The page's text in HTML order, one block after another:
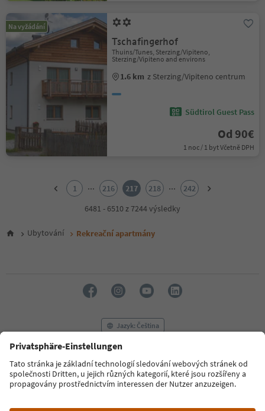
Na vyžádání
Tschafingerhof
Thuins/Tunes, Sterzing/Vipiteno,
Sterzing/Vipiteno and environs
1.6 km z Sterzing/Vipiteno centrum
Südtirol Guest Pass
Od 90€
1 noc / 1 byt Včetně DPH
6
16
17
18
19
21
1 ... 216 217 218 ...
242
6481 - 6510 z 7244 výsledky
Ubytování Rekreační apartmány
Jazyk: Čeština
FAQ Kontaktujte nás Tisk
MICE
Zásady ochrany osobních údajů
Podmínky a ujednání
Tiráž